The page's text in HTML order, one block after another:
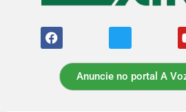
Anuncie no portal A